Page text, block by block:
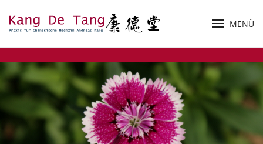
Zum Hauptinhalt springen
MENÜ